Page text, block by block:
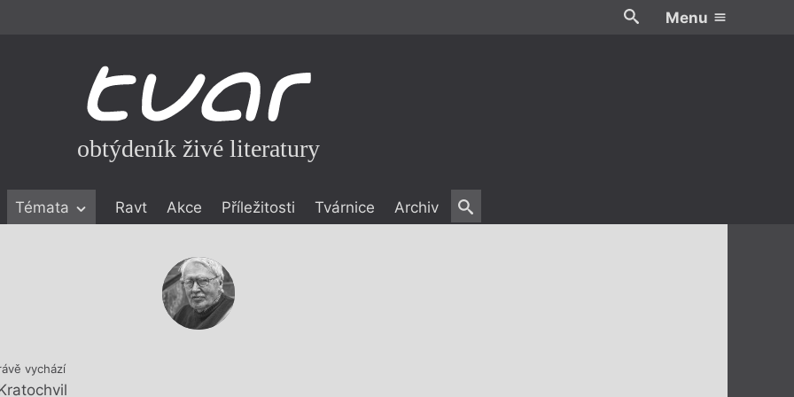
Menu
obtýdeník živé literatury
Témata Ravt Akce Příležitosti Tvárnice Archiv
vychází